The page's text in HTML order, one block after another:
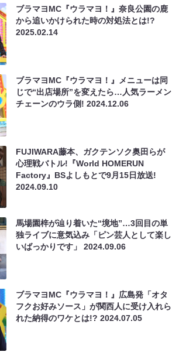
ブラマヨMC『ウラマヨ！』奈良公園の鹿
から追いかけられた時の対処法とは!?
2025.02.14
ブラマヨMC『ウラマヨ！』メニューは同
じで“出店場所”を変えたら…人気ラーメン
チェーンのウラ側!2024.12.06
FUJIWARA藤本、ガクテンソク奥田らが
心理戦バトル!『World HOMERUN
Factory』BSよしもとで9月15日放送!
2024.09.10
馬場園梓が辿り着いた“境地”…3回目の単
独ライブに意気込み「ピン芸人として楽し
いばっかりです」2024.09.06
ブラマヨMC『ウラマヨ！』広島発「オタ
フクお好みソース」が関西人に受け入れら
れた納得のワケとは!?2024.07.05